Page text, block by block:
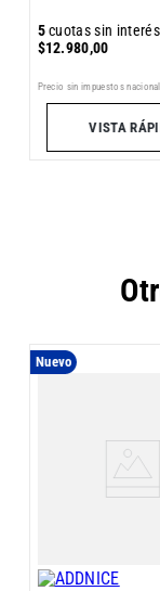
5cuotas sin
$12.980,00
Precio sin impuestos
VISTA
Nuevo